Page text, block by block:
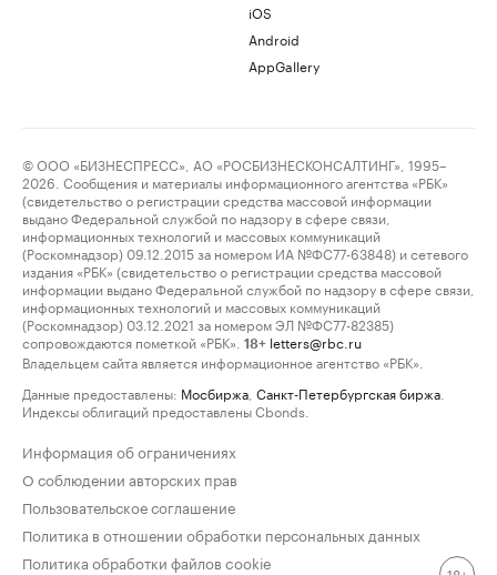
iOS
Android
AppGallery
© ООО «БИЗНЕСПРЕСС», АО «РОСБИЗНЕСКОНСАЛТИНГ», 1995–
2026. Сообщения и материалы информационного агентства «РБК»
(свидетельство о регистрации средства массовой информации
выдано Федеральной службой по надзору в сфере связи,
информационных технологий и массовых коммуникаций
(Роскомнадзор) 09.12.2015 за номером ИА №ФС77-63848) и сетевого
издания «РБК» (свидетельство о регистрации средства массовой
информации выдано Федеральной службой по надзору в сфере связи,
информационных технологий и массовых коммуникаций
(Роскомнадзор) 03.12.2021 за номером ЭЛ №ФС77-82385)
сопровождаются пометкой «РБК».
18+ letters@rbc.ru
Владельцем сайта является информационное агентство «РБК».
Данные предоставлены: Мосбиржа Санкт-Петербургская биржа
Индексы облигаций предоставлены Cbonds.
Информация об ограничениях
О соблюдении авторских прав
Пользовательское соглашение
Политика в отношении обработки персональных данных
Политика обработки файлов cookie